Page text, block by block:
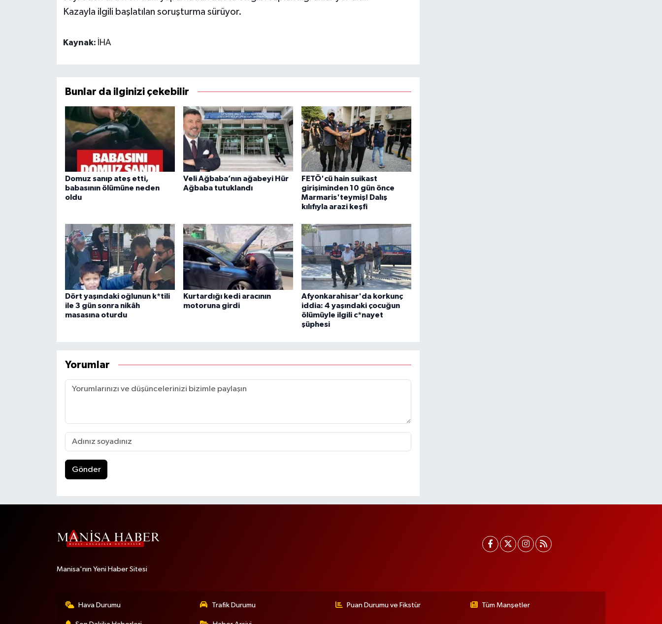
Kazayla ilgili başlatılan soruşturma sürüyor.
Kaynak: İHA
Bunlar da ilginizi çekebilir
Domuz sanıp ateş etti,
babasının ölümüne neden
oldu
Veli Ağbaba’nın ağabeyi Hür
Ağbaba tutuklandı
FETÖ'cü hain suikast
girişiminden 10 gün önce
Marmaris'teymiş! Dalış
kılıfıyla arazi keşfi
Dört yaşındaki oğlunun k*tili
ile 3 gün sonra nikâh
masasına oturdu
Kurtardığı kedi aracının
motoruna girdi
Afyonkarahisar'da korkunç
iddia: 4 yaşındaki çocuğun
ölümüyle ilgili c*nayet
şüphesi
Yorumlar
Gönder
Manisa'nın Yeni Haber Sitesi
Hava Durumu Trafik Durumu Puan Durumu ve Fikstür Tüm Manşetler